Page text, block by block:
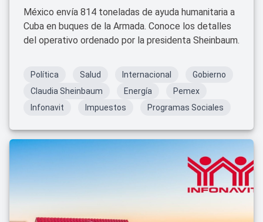
México envía 814 toneladas de ayuda humanitaria a
Cuba en buques de la Armada. Conoce los detalles
del operativo ordenado por la presidenta Sheinbaum.
Política Salud Internacional
Gobierno
Claudia Sheinbaum
Energía
Pemex
Infonavit
Impuestos Programas Sociales